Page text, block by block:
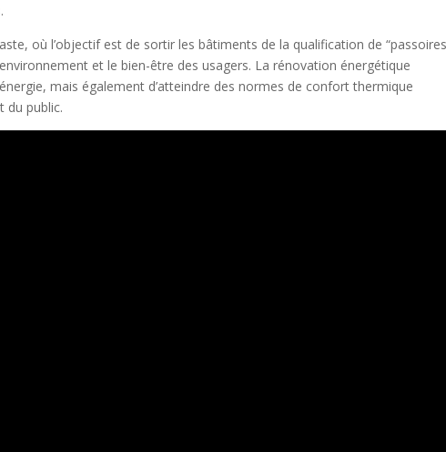
où l’objectif est de sortir les bâtiments de la qualification de “passoires
et le bien-être des usagers. La rénovation énergétique
mais également d’atteindre des normes de confort thermique
du public.